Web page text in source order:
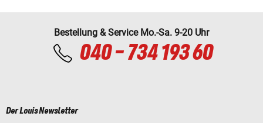
Bestellung & Service Mo.-Sa. 9-20 Uhr
040 - 734 193 60
Der Louis Newsletter